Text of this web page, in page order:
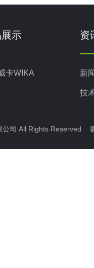
示
卡WIKA
资
新
技
公司 All Rights Reserved